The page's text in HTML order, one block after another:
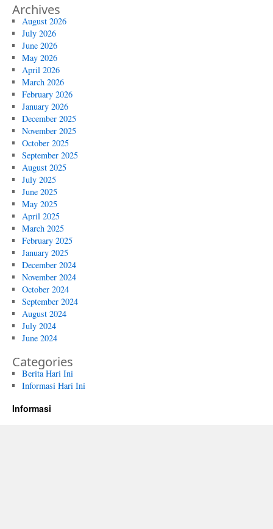
Archives
August 2026
July 2026
June 2026
May 2026
April 2026
March 2026
February 2026
January 2026
December 2025
November 2025
October 2025
September 2025
August 2025
July 2025
June 2025
May 2025
April 2025
March 2025
February 2025
January 2025
December 2024
November 2024
October 2024
September 2024
August 2024
July 2024
June 2024
Categories
Berita Hari Ini
Informasi Hari Ini
Informasi